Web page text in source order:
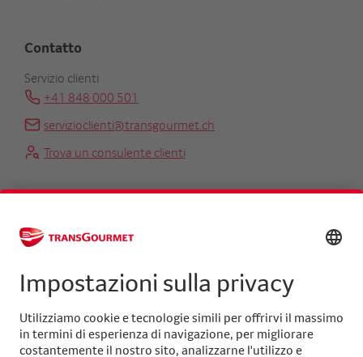
Contatto
Servizio clienti
+41 848 000 501
servizioclienti@transgourmet.ch
Trova un consulente clienti
info@transgourmet.ch
Select
your
language
Seguiteci su